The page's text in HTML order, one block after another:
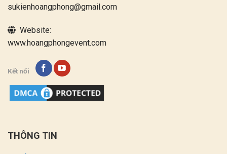
sukienhoangphong@gmail.com
Website:
www.hoangphongevent.com
Kết nối
THÔNG TIN